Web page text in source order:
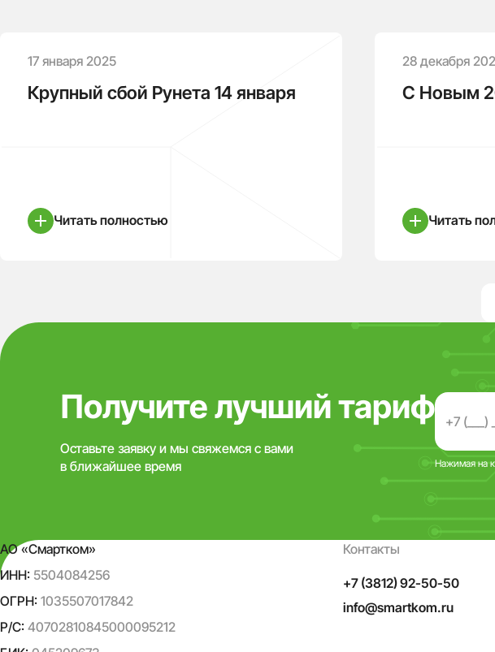
17 января 2025
Крупный сбой Рунета 14 января
Читать полностью
28 декабря
С Новым
Читать
Получите лучший тариф
Оставьте заявку и мы свяжемся с вами
в ближайшее время
Нажимая на
АО «Смартком»
ИНН: 5504084256
ОГРН: 1035507017842
Р/С: 40702810845000095212
Контакты
+7 (3812) 92-50-50
info@smartkom.ru